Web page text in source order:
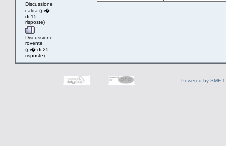
Discussione
calda (pi�
di 15
risposte)
Discussione
rovente
(pi� di 25
risposte)
Powered by SMF